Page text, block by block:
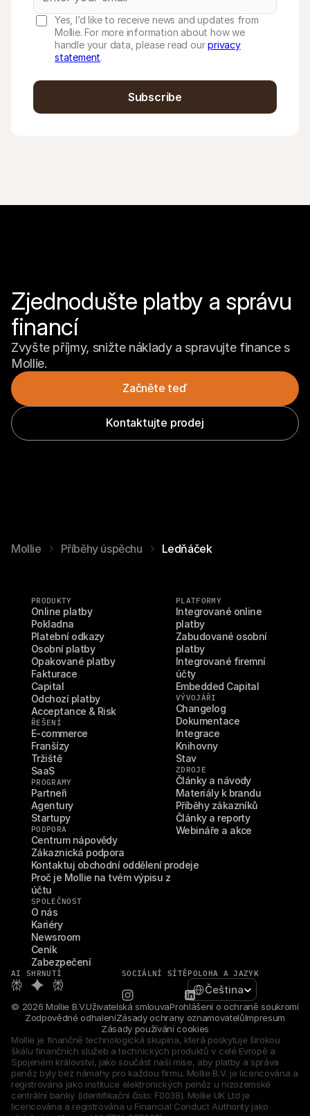
Yes, I’d like to receive news and updates from
Mollie. For more information about how we
handle your data, please read ourprivacy
statement.
Subscribe
Zjednodušte platby a správu
financí
Zvyšte příjmy, snižte náklady a spravujte finance s
Mollie.
Začněte teď
Kontaktujte prodej
Mollie Příběhy úspěchu Ledňáček
PRODUKTY
Online platby
Pokladna
Platební odkazy
Osobní platby
Opakované platby
Fakturace
Capital
Odchozí platby
Acceptance & Risk
ŘEŠENÍ
E-commerce
Franšízy
Tržiště
SaaS
PROGRAMY
Partneři
Agentury
Startupy
PODPORA
Centrum nápovědy
Zákaznická podpora
Kontaktuj obchodní oddělení prodeje
Proč je Mollie na tvém výpisu z
účtu
SPOLEČNOST
O nás
Kariéry
Newsroom
Ceník
Zabezpečení
PLATFORMY
Integrované online
platby
Zabudované osobní
platby
Integrované firemní
účty
Embedded Capital
VÝVOJÁŘI
Changelog
Dokumentace
Integrace
Knihovny
Stav
ZDROJE
Články a návody
Materiály k brandu
Příběhy zákazníků
Články a reporty
Webináře a akce
AI SHRNUTÍ SOCIÁLNÍ SÍTĚPOLOHA A JAZYK
Select Language
Čeština
© 2026 Mollie B.V.Uživatelská smlouvaProhlášení o ochraně soukromí
Zodpovědné odhaleníZásady ochrany oznamovatelůImpresum
Zásady používání cookies
Mollie je finančně technologická skupina, která poskytuje širokou
škálu finančních služeb a technických produktů v celé Evropě a
Spojeném království, jako součást naší mise, aby platby a správa
peněz byly bez námahy pro každou firmu. Mollie B.V. je licencována a
registrována jako instituce elektronických peněz u nizozemské
centrální banky (identifikační číslo: F0038). Mollie UK Ltd je
licencována a registrována u Financial Conduct Authority jako